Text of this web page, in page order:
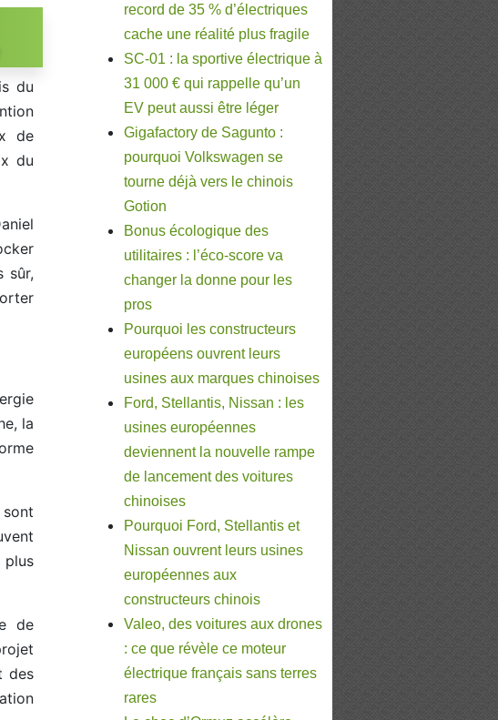
du
de
du
sûr,
la
de
des
record de 35 % d’électriques
cache une réalité plus fragile
SC-01 : la sportive électrique à
31 000 € qui rappelle qu’un
EV peut aussi être léger
Gigafactory de Sagunto :
pourquoi Volkswagen se
tourne déjà vers le chinois
Gotion
Bonus écologique des
utilitaires : l’éco-score va
changer la donne pour les
pros
Pourquoi les constructeurs
européens ouvrent leurs
usines aux marques chinoises
Ford, Stellantis, Nissan : les
usines européennes
deviennent la nouvelle rampe
de lancement des voitures
chinoises
Pourquoi Ford, Stellantis et
Nissan ouvrent leurs usines
européennes aux
constructeurs chinois
Valeo, des voitures aux drones
: ce que révèle ce moteur
électrique français sans terres
rares